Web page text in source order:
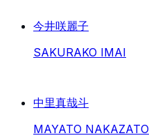
今井咲麗子
SAKURAKO IMAI
中里真哉斗
MAYATO NAKAZATO